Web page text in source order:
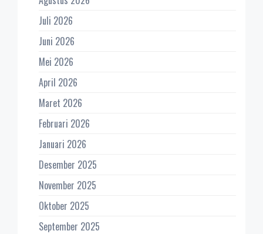
Juli 2026
Juni 2026
Mei 2026
April 2026
Maret 2026
Februari 2026
Januari 2026
Desember 2025
November 2025
Oktober 2025
September 2025